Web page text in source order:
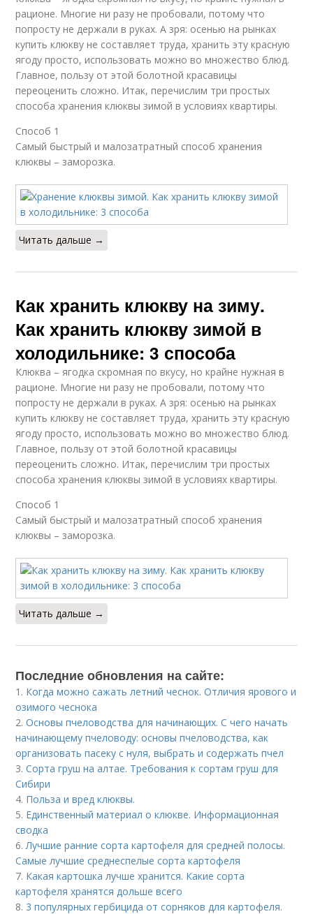
рационе. Многие ни разу не пробовали, потому что
попросту не держали в руках. А зря: осенью на рынках
купить клюкву не составляет труда, хранить эту красную
ягоду просто, использовать можно во множество блюд.
Главное, пользу от этой болотной красавицы
переоценить сложно. Итак, перечислим три простых
способа хранения клюквы зимой в условиях квартиры.
Способ 1
Самый быстрый и малозатратный способ хранения
клюквы – заморозка.
Читать дальше →
Как хранить клюкву на зиму.
Как хранить клюкву зимой в
холодильнике: 3 способа
Клюква – ягодка скромная по вкусу, но крайне нужная в
рационе. Многие ни разу не пробовали, потому что
попросту не держали в руках. А зря: осенью на рынках
купить клюкву не составляет труда, хранить эту красную
ягоду просто, использовать можно во множество блюд.
Главное, пользу от этой болотной красавицы
переоценить сложно. Итак, перечислим три простых
способа хранения клюквы зимой в условиях квартиры.
Способ 1
Самый быстрый и малозатратный способ хранения
клюквы – заморозка.
Читать дальше →
Последние обновления на сайте:
1. Когда можно сажать летний чеснок. Отличия ярового и
озимого чеснока
2.Основы пчеловодства для начинающих. С чего начать
начинающему пчеловоду: основы пчеловодства, как
организовать пасеку с нуля, выбрать и содержать пчел
3.Сорта груш на алтае. Требования к сортам груш для
Сибири
4. Польза и вред клюквы.
5. Единственный материал о клюкве. Информационная
сводка
6.Лучшие ранние сорта картофеля для средней полосы.
Самые лучшие среднеспелые сорта картофеля
7. Какая картошка лучше хранится. Какие сорта
картофеля хранятся дольше всего
8. 3 популярных гербицида от сорняков для картофеля.